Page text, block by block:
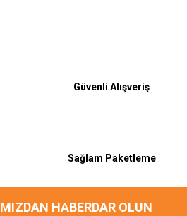
Güvenli Alışveriş
Sağlam Paketleme
HABERDAR OLUN